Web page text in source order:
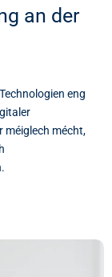
an der
eng
méiglech mécht,